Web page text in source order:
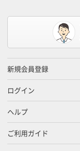
新規会員登録
ログイン
ヘルプ
ご利用ガイド